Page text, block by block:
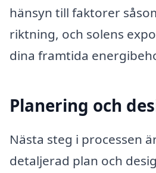
hänsyn till faktorer
riktning, och solens
dina framtida
Planering och
Nästa steg i processen
detaljerad plan och